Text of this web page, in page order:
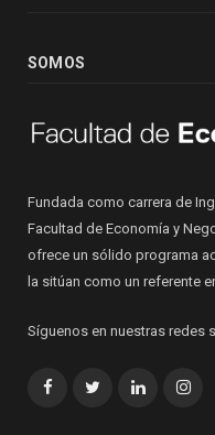
SOMOS
Fundada como carrera de
Facultad de Economía y
ofrece un sólido programa
la sitúan como un referente
Síguenos en nuestras redes
FacebookTwitterLinkedIn